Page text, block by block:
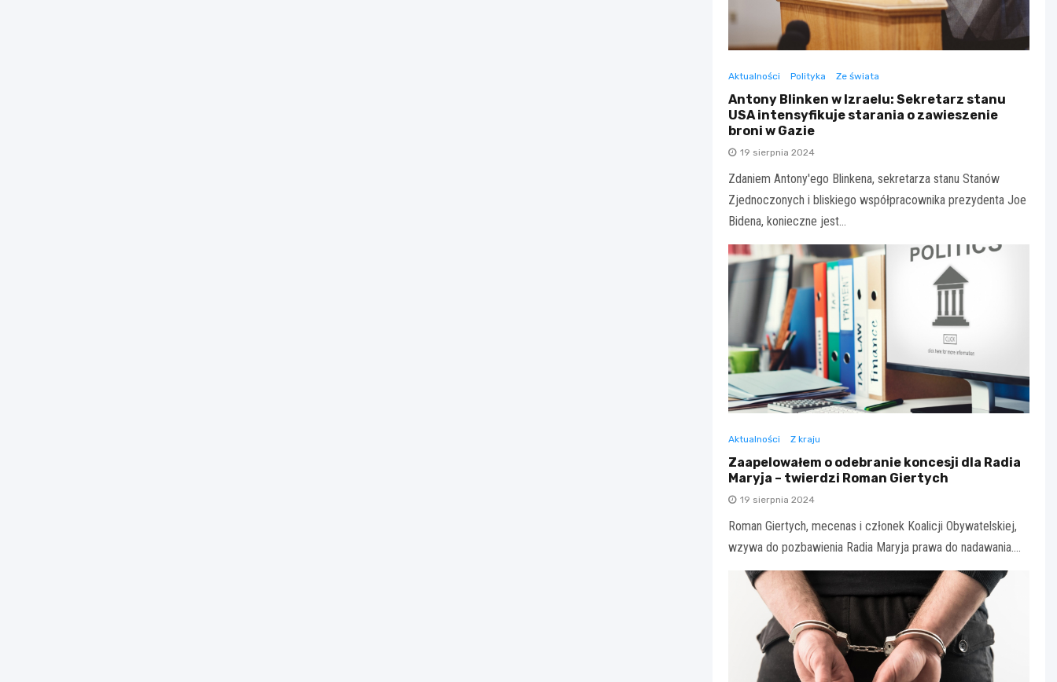
Aktualności Polityka Ze świata
Antony Blinken w Izraelu: Sekretarz stanu
USA intensyfikuje starania o zawieszenie
broni w Gazie
19 sierpnia 2024
Zdaniem Antony'ego Blinkena, sekretarza stanu Stanów
Zjednoczonych i bliskiego współpracownika prezydenta Joe
Bidena, konieczne jest…
Aktualności Z kraju
Zaapelowałem o odebranie koncesji dla Radia
Maryja – twierdzi Roman Giertych
19 sierpnia 2024
Roman Giertych, mecenas i członek Koalicji Obywatelskiej,
wzywa do pozbawienia Radia Maryja prawa do nadawania.…